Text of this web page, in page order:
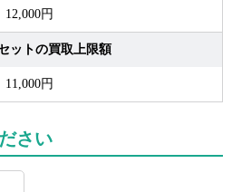
12,000円
ットの買取上限額
11,000円
さい